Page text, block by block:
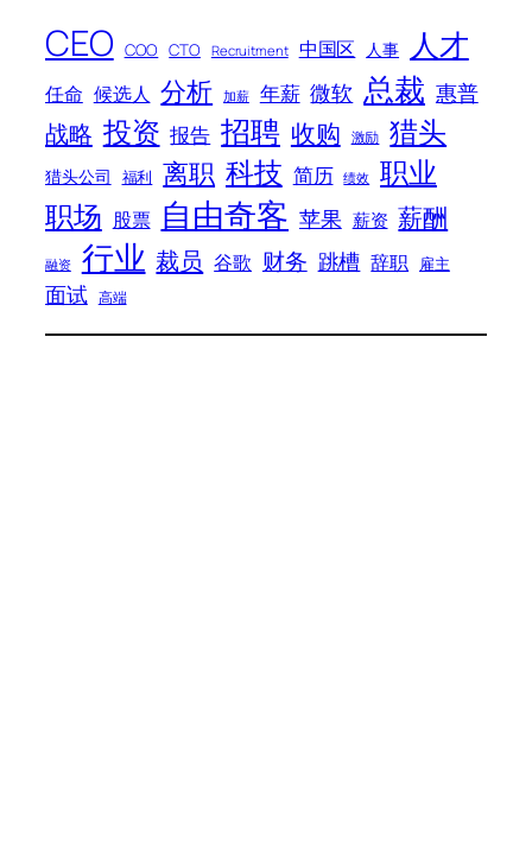
CEO COO CTO Recruitment 中国区 人事 人才
任命 候选人 分析 加薪 年薪 微软 总裁 惠普
战略 投资 报告 招聘 收购 激励 猎头
猎头公司 福利 离职 科技 简历 绩效 职业
职场 股票 自由奇客 苹果 薪资 薪酬
融资 行业 裁员 谷歌 财务 跳槽 辞职 雇主
面试 高端